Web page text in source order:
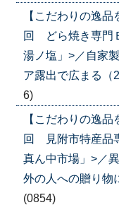
【こだわりの逸
回 どら焼き専門
湯ノ塩」>／自家
ア露出で広まる（
6)
【こだわりの逸
回 見附市特産品
真ん中市場」>／
外の人への贈り物
(0854)